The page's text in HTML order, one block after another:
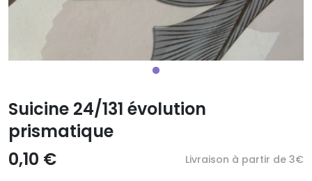
Suicine 24/131 évolution
prismatique
0,10 €
Livraison à partir de 3€